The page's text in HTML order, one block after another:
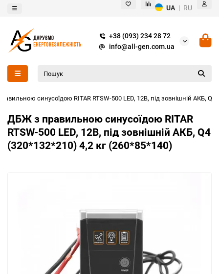
UA | RU
+38 (093) 234 28 72
info@all-gen.com.ua
синусоїдою RITAR RTSW-500 LED, 12В, під зовнішній АКБ, Q4
ДБЖ з правильною синусоїдою RITAR
RTSW-500 LED, 12В, під зовнішній АКБ, Q4
(320*132*210) 4,2 кг (260*85*140)